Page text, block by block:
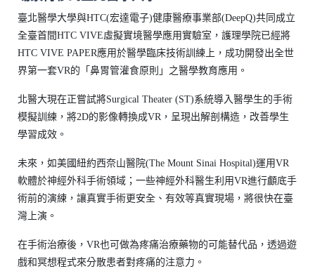
臺北醫學大學與HTC(宏達電子)健康醫療事業部(DeepQ)共同成立
全臺首間HTC VIVE虛擬實境醫學應用實驗室，護理學院已經將
HTC VIVE PAPER應用於醫學臨床技術訓練上，成功開發出全世
界第一套VR的「鼻胃管灌食原則」之醫學教育應用。
北醫大現在正嘗試將Surgical Theater (ST)系統導入醫學生的手術
模擬訓練，將2D的影像轉換成VR，呈現出解剖構造，改善學生
學習成效。
未來，如美國紐約西奈山醫院(The Mount Sinai Hospital)運用VR
軟體於神經外科手術領域；一些神經外科醫生利用VR進行顱底手
術前的演練，讓真實手術更安全、有效等真實現場，將很快在臺
灣上演。
在手術治療後，VR也可做為疼痛治療藥物的可能替代品，透過遊
戲和冥想程式來分散患者對疼痛的注意力。